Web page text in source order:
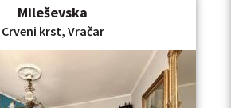
Mileševska
Crveni krst, Vračar